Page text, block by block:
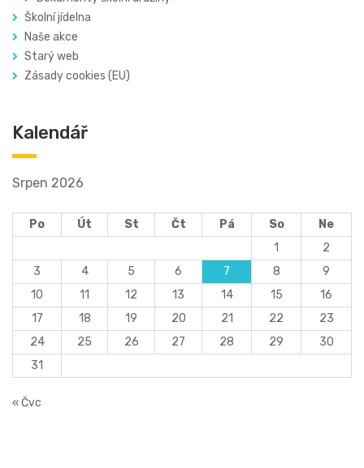
Školní jídelna
Naše akce
Starý web
Zásady cookies (EU)
Kalendář
Srpen 2026
Po Út St Čt Pá So
Ne
1
2
3
4 5 6 7 8
9
10
11 12 13 14 15
16
17
18 19 20 21 22
23
24
25 26 27 28 29
30
31
« Čvc